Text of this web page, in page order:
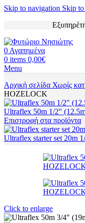
Skip to navigation Skip
0 Αγαπημένα
0 items 0,00€
Menu
Αρχική σελίδα Χωρίς
HOZELOCK
Ultraflex 50m 1/2"
Επιστροφή στα προϊόντα
Ultraflex starter set 20m
Click to enlarge